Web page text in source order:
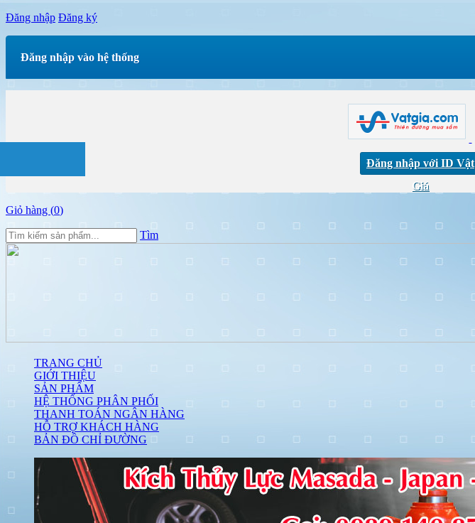
Đăng nhập Đăng ký
Đăng nhập vào hệ thống
Đăng nhập với ID Vật
Giá
Giỏ hàng (0)
Tìm
TRANG CHỦ
GIỚI THIỆU
SẢN PHẨM
HỆ THỐNG PHÂN PHỐI
THANH TOÁN NGÂN HÀNG
HỖ TRỢ KHÁCH HÀNG
BẢN ĐỒ CHỈ ĐƯỜNG